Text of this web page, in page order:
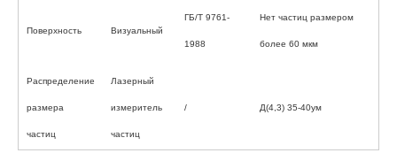
Поверхность Визуальный
ГБ/Т 9761-
1988
Нет частиц размером
более 60 мкм
Распределение
размера
частиц
Лазерный
измеритель
частиц
/ Д(4,3) 35-40ум